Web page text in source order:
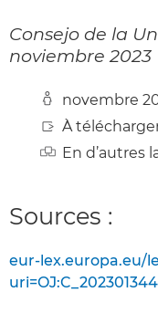
Consejo de la
noviembre 2023
novembre
À
En d’autres
Sources :
eur-lex.europa.eu/
uri=OJ:C_202301344